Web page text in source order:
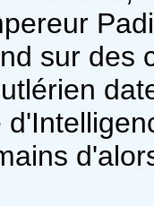
sur des